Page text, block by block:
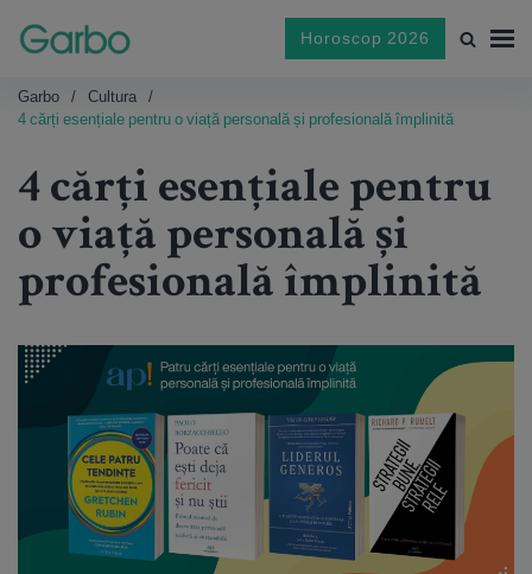
Horoscop 2026
Garbo
Cultura
4 cărți esențiale pentru o viață personală și profesională împlinită
4 cărți esențiale pentru
o viață personală și
profesională împlinită